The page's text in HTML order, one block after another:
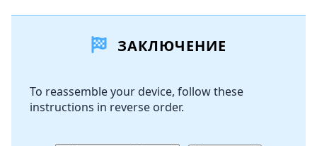
Добавить комментарий
Отмена Оставить комментарий
ЗАКЛЮЧЕНИЕ
To reassemble your device, follow these
instructions in reverse order.